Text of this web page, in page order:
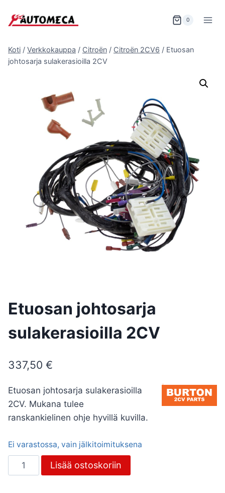
sisältöön
0
Koti / Verkkokauppa / Citroën / Citroën 2CV6 / Etuosan
johtosarja sulakerasioilla 2CV
Etuosan johtosarja
sulakerasioilla 2CV
337,50 €
Etuosan johtosarja sulakerasioilla
2CV. Mukana tulee
ranskankielinen ohje hyvillä kuvilla.
Ei varastossa, vain jälkitoimituksena
Etuosan
johtosarja
Lisää ostoskoriin